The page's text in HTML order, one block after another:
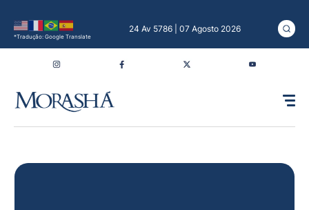
*Tradução: Google Translate
24 Av 5786 | 07 Agosto 2026